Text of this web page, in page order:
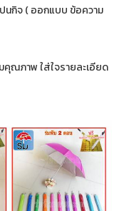
นกิจ ( ออกแบบ ข้อความ
ณภาพ ใส่ใจรายละเอียด